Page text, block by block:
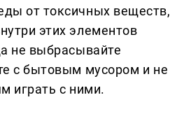
от токсичных веществ,
этих элементов
не выбрасывайте
с бытовым мусором и не
играть с ними.